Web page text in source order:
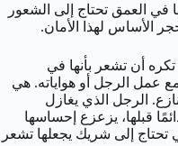
في العمق تحتاج إلى الشعور
الأساس لهذا الأمان.
أن تشعر بأنها في
عمل الرجل أو هواياته. هي
الرجل الذي يغازل
قبلها، يزعزع إحساسها
تحتاج إلى شريك يجعلها تشعر